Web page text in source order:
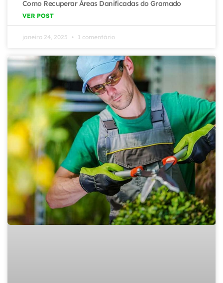
Como Recuperar Áreas Danificadas do Gramado
VER POST
janeiro 24, 2025 1 comentário